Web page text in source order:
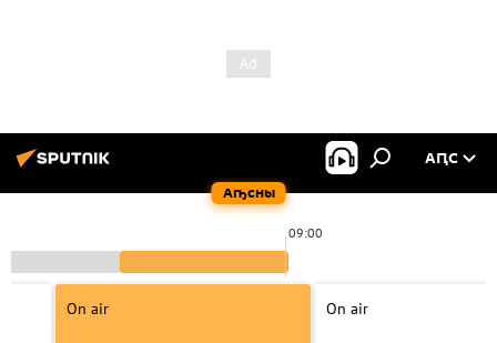
Аҧсны
АԤС
09:00
On air On air